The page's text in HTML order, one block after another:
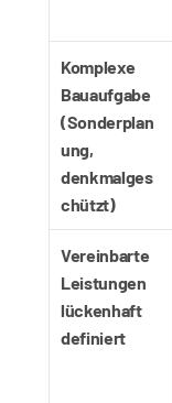
Komplexe
Bauaufgabe
(Sonderplan
ung,
denkmalges
chützt)
Vereinbarte
Leistungen
lückenhaft
definiert